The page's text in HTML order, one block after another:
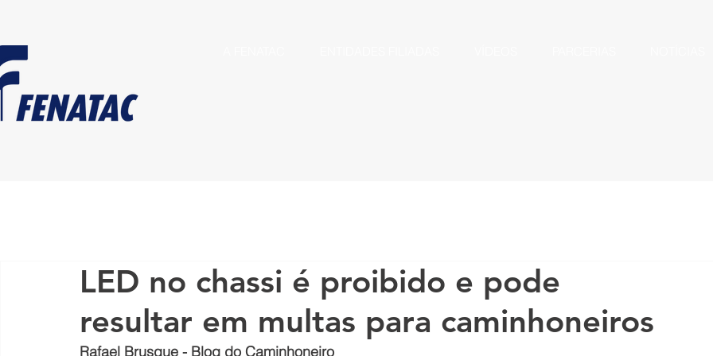
LED no chassi é proibido e pode
resultar em multas para caminhoneiros
Rafael Brusque - Blog do Caminhoneiro